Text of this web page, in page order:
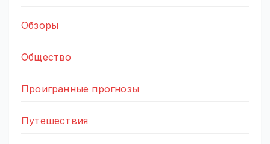
Обзоры
Общество
Проигранные прогнозы
Путешествия